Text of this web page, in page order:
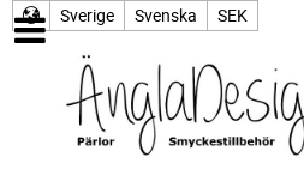
Sverige Svenska SEK